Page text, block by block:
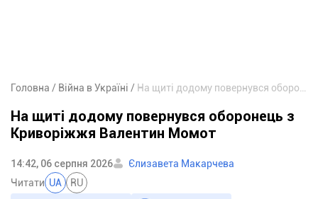
Головна Війна в Україні
На щиті додому повернувся оборонець з
Криворіжжя Валентин Момот
14:42, 06 серпня 2026
Єлизавета Макарчева
Читати UA RU